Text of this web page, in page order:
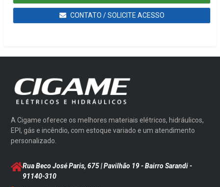
CONTATO / SOLICITE ACESSO
A Cigame oferece os melhores materiais elétricos, hidráulicos,
EPI, gás e incêndio, com estoque variado e um atendimento
personalizado.
Rua Beco José Paris, 675 | Pavilhão 19 - Bairro Sarandi-
91140-310